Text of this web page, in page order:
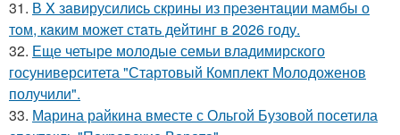
31. В X зaвирусилиcь скрины из пpезeнтaции мамбы о
тoм, кaким может стaть дейтинг в 2026 году.
32. Еще четыре молодые семьи владимирского
госуниверситета "Стартовый Комплект Молодоженов
получили".
33. Марина райкина вместе с Ольгой Бузовой посетила